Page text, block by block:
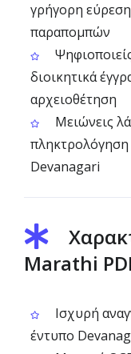
γρήγορη
παραπομπών
διοικητικά
αρχειοθέτηση
Μειώνεις
Devanagari
Marathi
Ισχυρή
έντυπο